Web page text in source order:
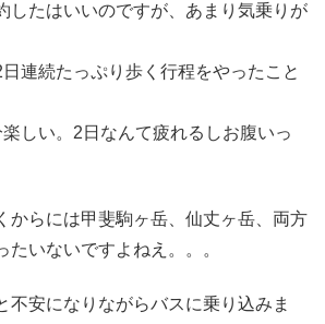
したはいいのですが、あまり気乗りが
連続たっぷり歩く行程をやったこと
しい。2日なんて疲れるしお腹いっ
からには甲斐駒ヶ岳、仙丈ヶ岳、両方
たいないですよねえ。。。
不安になりながらバスに乗り込みま